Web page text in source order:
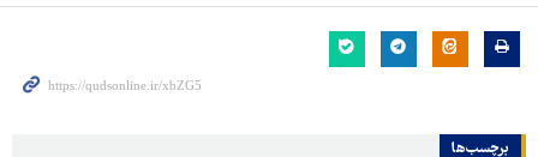
برچسب‌ها